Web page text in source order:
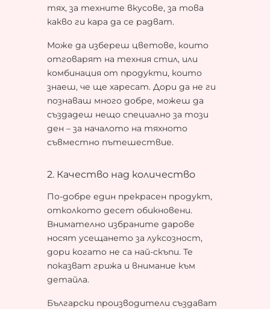
тях, за техните вкусове, за това
какво ги кара да се радват.
Може да избереш цветове, които
отговарят на техния стил, или
комбинация от продукти, които
знаеш, че ще харесат. Дори да не ги
познаваш много добре, можеш да
създадеш нещо специално за този
ден – за началото на тяхното
съвместно пътешествие.
2. Качество над количество
По-добре един прекрасен продукт,
отколкото десет обикновени.
Внимателно избраните дарове
носят усещането за луксозност,
дори когато не са най-скъпи. Те
показват грижа и внимание към
детайла.
Български производители създават